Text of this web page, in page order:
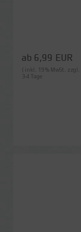
ab 6,99 EUR
( inkl. 19 % MwSt. zzgl.
3-4 Tage